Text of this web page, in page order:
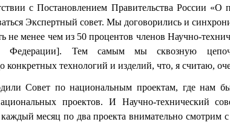
с Постановлением Правительства России «О
Экспертный совет. Мы договорились и
менее чем из 50 процентов членов Научно-
Федерации]. Тем самым мы сквозную
технологий и изделий, что, я считаю,
Совет по национальным проектам, где нам
проектов. И Научно-технический
месяц по два проекта внимательно смотрим